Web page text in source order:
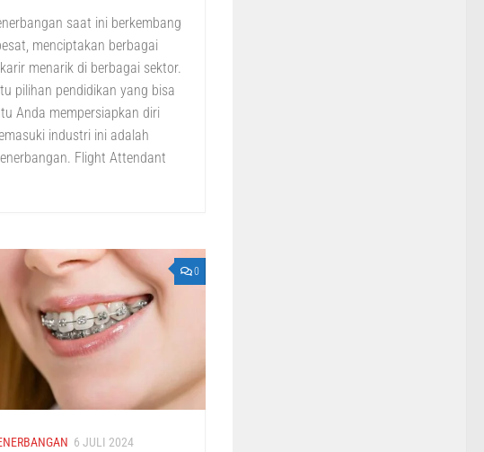
saat ini berkembang
menciptakan berbagai
menarik di berbagai sektor.
pilihan pendidikan yang bisa
Anda mempersiapkan diri
industri ini adalah
Flight Attendant
0
6 JULI 2024